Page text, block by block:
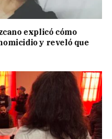
explicó cómo
y reveló que